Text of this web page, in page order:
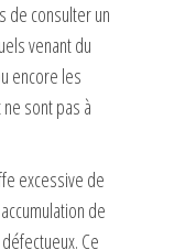
de consulter un
venant du
encore les
sont pas à
excessive de
de
Ce